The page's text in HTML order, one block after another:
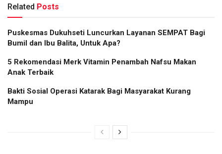
Related Posts
Puskesmas Dukuhseti Luncurkan Layanan SEMPAT Bagi
Bumil dan Ibu Balita, Untuk Apa?
5 Rekomendasi Merk Vitamin Penambah Nafsu Makan
Anak Terbaik
Bakti Sosial Operasi Katarak Bagi Masyarakat Kurang
Mampu